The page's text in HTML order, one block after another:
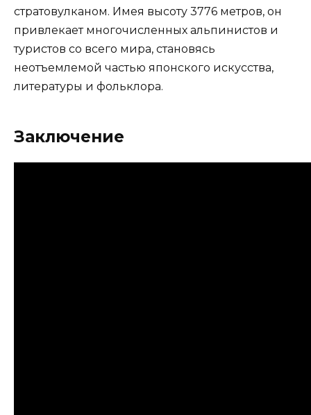
стратовулканом. Имея высоту 3776 метров, он
привлекает многочисленных альпинистов и
туристов со всего мира, становясь
неотъемлемой частью японского искусства,
литературы и фольклора.
Заключение